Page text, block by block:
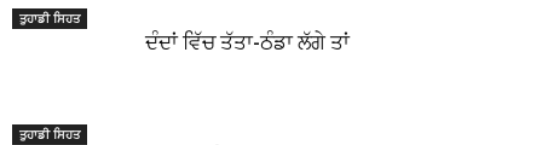
ਤੁਹਾਡੀ ਸਿਹਤ
ਦੰਦਾਂ ਵਿੱਚ ਤੱਤਾ-ਠੰਡਾ ਲੱਗੇ ਤਾਂ
ਤੁਹਾਡੀ ਸਿਹਤ